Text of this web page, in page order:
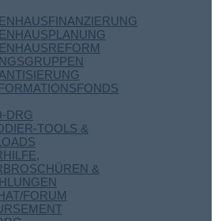
DRG
TOOLS &
&
FORUM